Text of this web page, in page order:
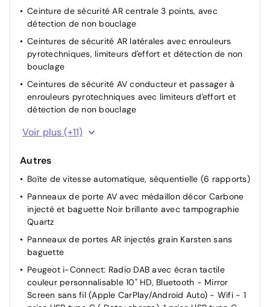
Jantes alliage 16" diamantées NOMA bi--ton vernis
brillant et Noir Orbital
Jupes AR inférieure noir grainé
Jupes AR supérieure Noir brillant
Projecteurs Peugeot LED Technology avec feux diurnes
à LED 3 griffes
surteintées
Ceinture de sécurité AR centrale 3 points, avec
détection de non bouclage
Ceintures de sécurité AR latérales avec enrouleurs
pyrotechniques, limiteurs d'effort et détection de non
bouclage
Ceintures de sécurité AV conducteur et passager à
enrouleurs pyrotechniques avec limiteurs d'effort et
détection de non bouclage
Console haute avec accoudoir & frein de
stationnement électrique 1 prise USB type C (Charge)
Sélecteur de mode de conduite Normal/Eco/Sport
Détection de sous-gonflage indirecte
Direction assistée électrique
ESP Déconnectable avec aide au démarrage en pente
Fixations ISOFIX et Top Tether aux places latérales AR
Pack Visibilité Allumage automatique des feux de
croisement
Pare-brise teinté
Programme de Stabilité Electronique (ESC) avec ASR,
Voir plus (+11)
Autres
Boîte de vitesse automatique, séquentielle (6 rapports)
Panneaux de porte AV avec médaillon décor Carbone
injecté et baguette Noir brillante avec tampographie
Quartz
Panneaux de portes AR injectés grain Karsten sans
baguette
Peugeot i-Connect: Radio DAB avec écran tactile
couleur personnalisable 10" HD, Bluetooth - Mirror
Screen sans fil (Apple CarPlay/Android Auto) - Wifi - 1